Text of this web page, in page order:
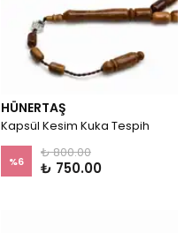
HÜNERTAŞ
Kapsül Kesim Kuka Tespih
%6
₺ 800.00
₺ 750.00